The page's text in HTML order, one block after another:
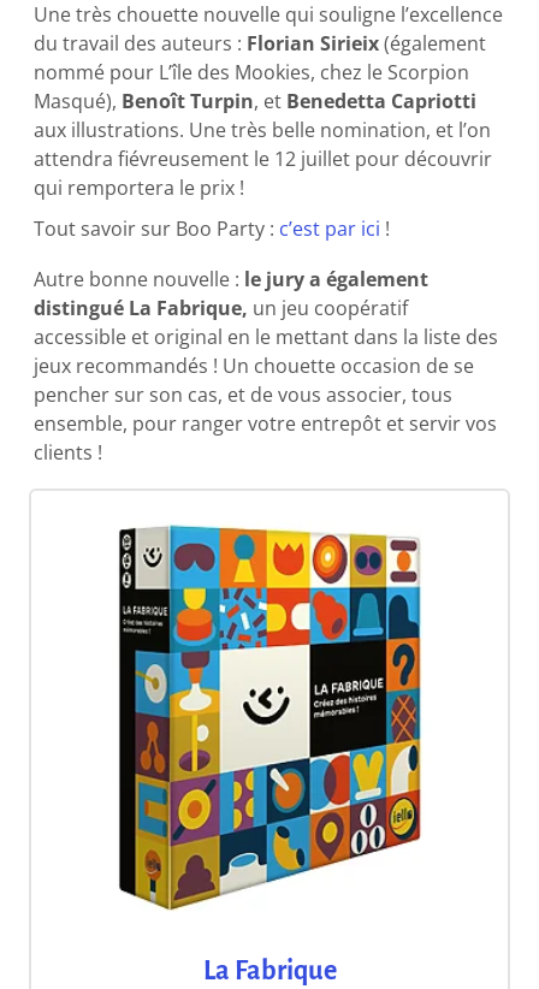
Une très chouette nouvelle qui souligne l’excellence
du travail des auteurs : Florian Sirieix(également
nommé pour L’île des Mookies, chez le Scorpion
Masqué), Benoît Turpin, et Benedetta Capriotti
aux illustrations. Une très belle nomination, et l’on
attendra fiévreusement le 12 juillet pour découvrir
qui remportera le prix !
Tout savoir sur Boo Party : c’est par ici !
Autre bonne nouvelle : le jury a également
distingué La Fabrique, un jeu coopératif
accessible et original en le mettant dans la liste des
jeux recommandés ! Un chouette occasion de se
pencher sur son cas, et de vous associer, tous
ensemble, pour ranger votre entrepôt et servir vos
clients !
La Fabrique